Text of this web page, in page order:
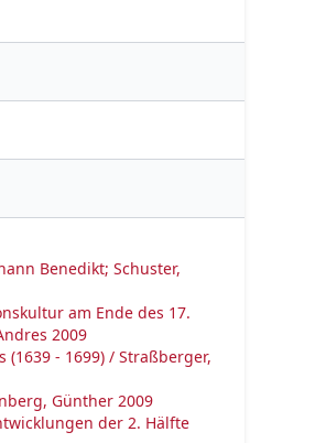
Benedikt; Schuster,
am Ende des 17.
2009
(1639 - 1699) / Straßberger,
Günther 2009
der 2. Hälfte